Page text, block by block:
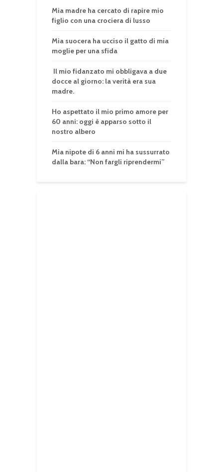
Mia madre ha cercato di rapire mio
figlio con una crociera di lusso
Mia suocera ha ucciso il gatto di mia
moglie per una sfida
Il mio fidanzato mi obbligava a due
docce al giorno: la verità era sua
madre.
Ho aspettato il mio primo amore per
60 anni: oggi è apparso sotto il
nostro albero
Mia nipote di 6 anni mi ha sussurrato
dalla bara: “Non fargli riprendermi”